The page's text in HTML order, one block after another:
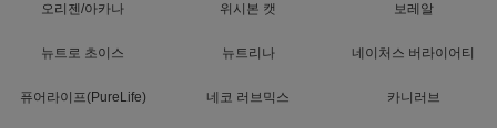
오리젠/아카나 위시본 캣 보레알
뉴트로 초이스 뉴트리나 네이처스 버라이어티
퓨어라이프(PureLife) 네코 러브믹스 카니러브